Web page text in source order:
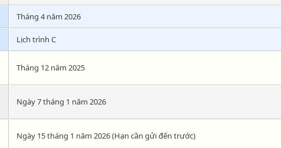
Tháng 4 năm 2026
Lịch trình C
Tháng 12 năm 2025
Ngày 7 tháng 1 năm 2026
Ngày 15 tháng 1 năm 2026 (Hạn cần gửi đến trước)